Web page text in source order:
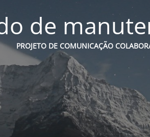
de
PROJETO DE COMUNICAÇÃO